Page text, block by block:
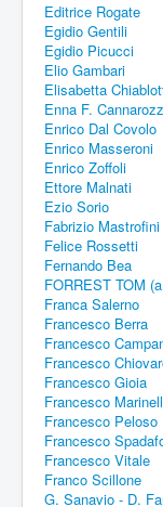
Editrice Rogate
Egidio Gentili
Egidio Picucci
Elio Gambari
Elisabetta
Enna F.
Enrico Dal Covolo
Enrico Masseroni
Enrico Zoffoli
Ettore Malnati
Ezio Sorio
Fabrizio Mastrofini
Felice Rossetti
Fernando Bea
FORREST TOM
Franca Salerno
Francesco Berra
Francesco
Francesco
Francesco Gioia
Francesco
Francesco Peloso
Francesco
Francesco Vitale
Franco Scillone
G. Sanavio - D.